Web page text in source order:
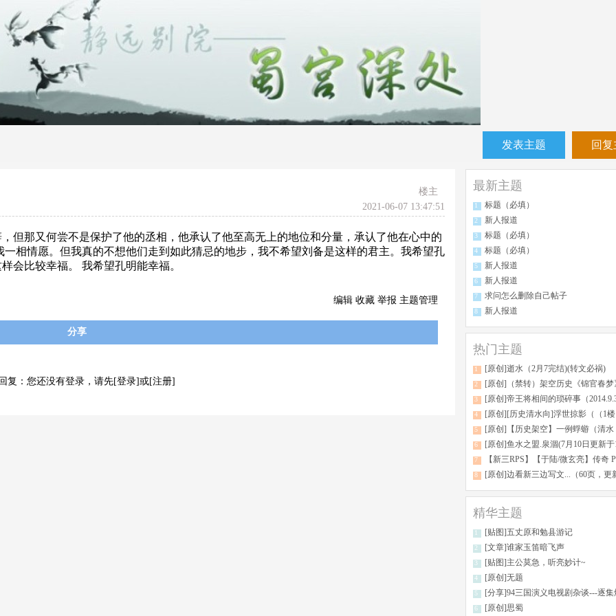
发表主题 回
楼主
2021-06-07 13:47:51
但那又何尝不是保护了他的丞相，他承认了他至高无上的地位和分量，承认了他在心中的
相情愿。但我真的不想他们走到如此猜忌的地步，我不希望刘备是这样的君主。我希望孔
会比较幸福。 我希望孔明能幸福。
编辑 收藏 举报 主题管理
分享
复：您还没有登录，请先[登录]或[注册]
最新主题
1 标题（必填）
2 新人报道
3 标题（必填）
4 标题（必填）
5 新人报道
6 新人报道
7 求问怎么删除自己帖子
8 新人报道
热门主题
1 [原创]逝水（2月7完结)(转文必祸)
2 [原创]（禁转）架空历史《锦官春梦》(10.3完坑于
3 [原创]帝王将相间的琐碎事（
4 [原创][历史清水向]浮世掠影（（1楼目录）
5 [原创]【历史架空】一例蜉蝣（清水，重生，慎入，禁转，第
6 [原创]鱼水之盟.泉涸(7月10日更新于
7 【新三RPS】【于陆/微玄亮】传奇 P166 【全
8 [原创]边看新三边写文...（60页，更新番外，但还有没完没了的100问）（
精华主题
1 [贴图]五丈原和勉县游记
2 [文章]谁家玉笛暗飞声
3 [贴图]主公莫急，听亮妙计~
4 [原创]无题
5 [分享]94三国演义电视剧杂谈---逐集爆料，堪
6 [原创]思蜀